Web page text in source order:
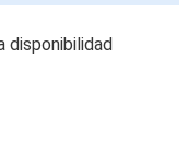
disponibilidad